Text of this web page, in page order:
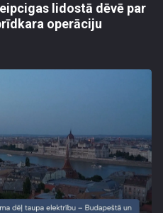
lidostā dēvē par
operāciju